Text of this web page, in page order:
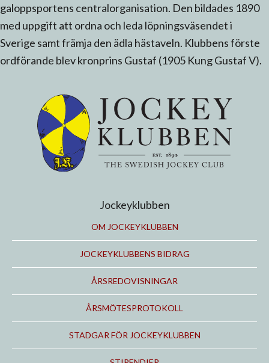
galoppsportens centralorganisation. Den bildades 1890
med uppgift att ordna och leda löpningsväsendet i
Sverige samt främja den ädla hästaveln. Klubbens förste
ordförande blev kronprins Gustaf (1905 Kung Gustaf V).
Jockeyklubben
OM JOCKEYKLUBBEN
JOCKEYKLUBBENS BIDRAG
ÅRSREDOVISNINGAR
ÅRSMÖTESPROTOKOLL
STADGAR FÖR JOCKEYKLUBBEN